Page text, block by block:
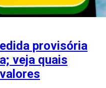
provisória
veja quais